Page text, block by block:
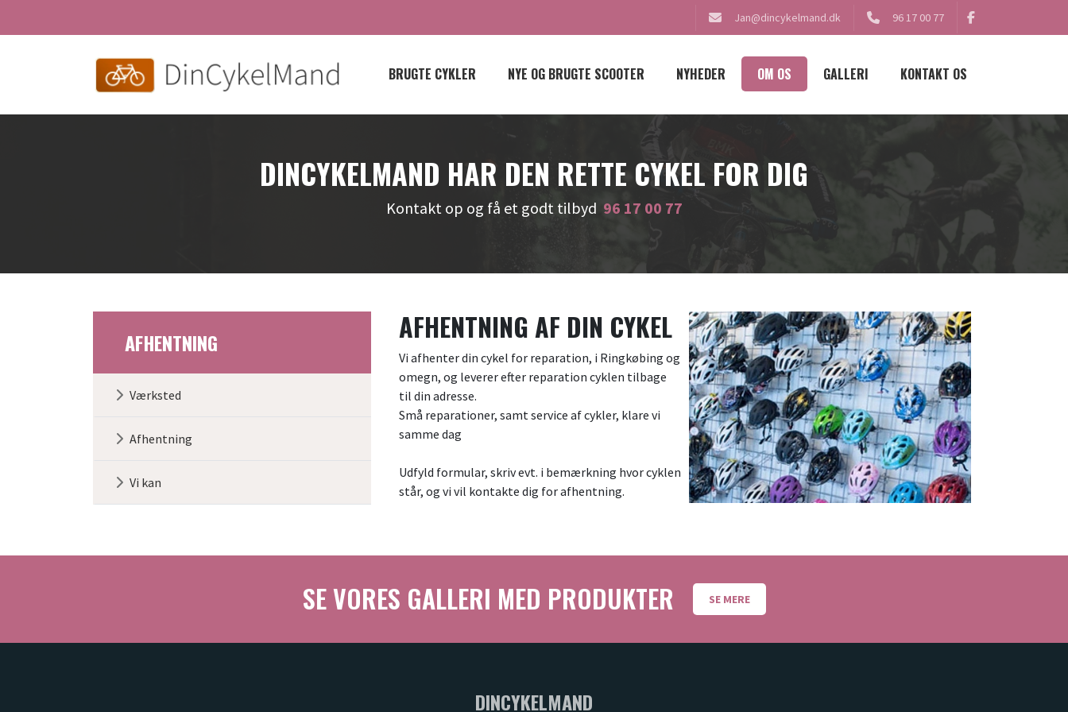
Jan@dincykelmand.dk 96 17 00 77
BRUGTE CYKLER NYE OG BRUGTE SCOOTER NYHEDER OM OS GALLERI KONTAKT OS
DINCYKELMAND HAR DEN RETTE CYKEL FOR DIG
Kontakt op og få et godt tilbyd 96 17 00 77
AFHENTNING
navigationVærksted
Afhentning
Vi kan
AFHENTNING AF DIN CYKEL
Vi afhenter din cykel for reparation, i Ringkøbing og
omegn, og leverer efter reparation cyklen tilbage
til din adresse.
Små reparationer, samt service af cykler, klare vi
samme dag
Udfyld formular, skriv evt. i bemærkning hvor cyklen
står, og vi vil kontakte dig for afhentning.
SE VORES GALLERI MED PRODUKTER SE MERE
DINCYKELMAND